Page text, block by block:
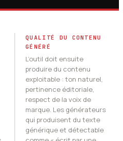
QUALITÉ DU CONTENU
GÉNÉRÉ
L’outil doit ensuite
produire du contenu
exploitable : ton naturel,
pertinence éditoriale,
respect de la voix de
marque. Les générateurs
qui produisent du texte
générique et détectable